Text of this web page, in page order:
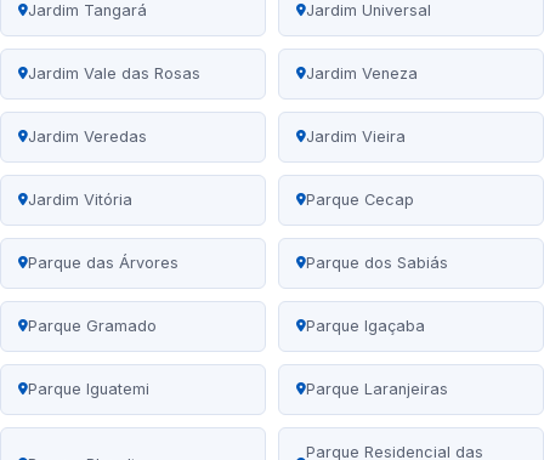
Jardim Tangará Jardim Universal
Jardim Vale das Rosas Jardim Veneza
Jardim Veredas Jardim Vieira
Jardim Vitória Parque Cecap
Parque das Árvores Parque dos Sabiás
Parque Gramado Parque Igaçaba
Parque Iguatemi Parque Laranjeiras
Parque Residencial das